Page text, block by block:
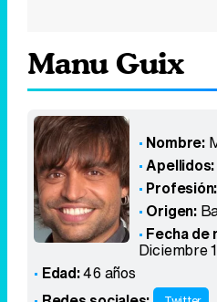
Manu Guix
Nombre:
Apellidos:
Profesión:
Origen:
Fecha de
Diciembre
Edad:46 años